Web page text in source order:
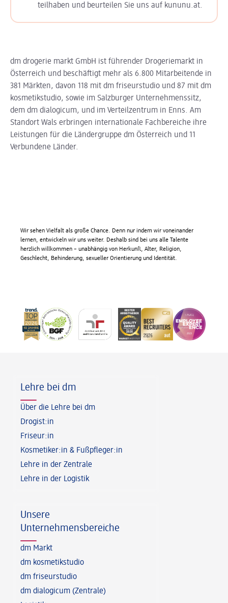
teilhaben und beurteilen Sie uns auf kununu.at.
dm drogerie markt GmbH ist führender Drogeriemarkt in
Österreich und beschäftigt mehr als 6.800 Mitarbeitende in
381 Märkten, davon 118 mit dm friseurstudio und 87 mit dm
kosmetikstudio, sowie im Salzburger Unternehmenssitz,
dem dm dialogicum, und im Verteilzentrum in Enns. Am
Standort Wals erbringen internationale Fachbereiche ihre
Leistungen für die Ländergruppe dm Österreich und 11
Verbundene Länder.
Wir sehen Vielfalt als große Chance. Denn nur indem wir voneinander
lernen, entwickeln wir uns weiter. Deshalb sind bei uns alle Talente
herzlich willkommen – unabhängig von Herkunft, Alter, Religion,
Geschlecht, Behinderung, sexueller Orientierung und Identität.
Lehre bei dm
Über die Lehre bei dm
Drogist:in
Friseur:in
Kosmetiker:in & Fußpfleger:in
Lehre in der Zentrale
Lehre in der Logistik
Unsere
Unternehmensbereiche
dm Markt
dm kosmetikstudio
dm friseurstudio
dm dialogicum (Zentrale)